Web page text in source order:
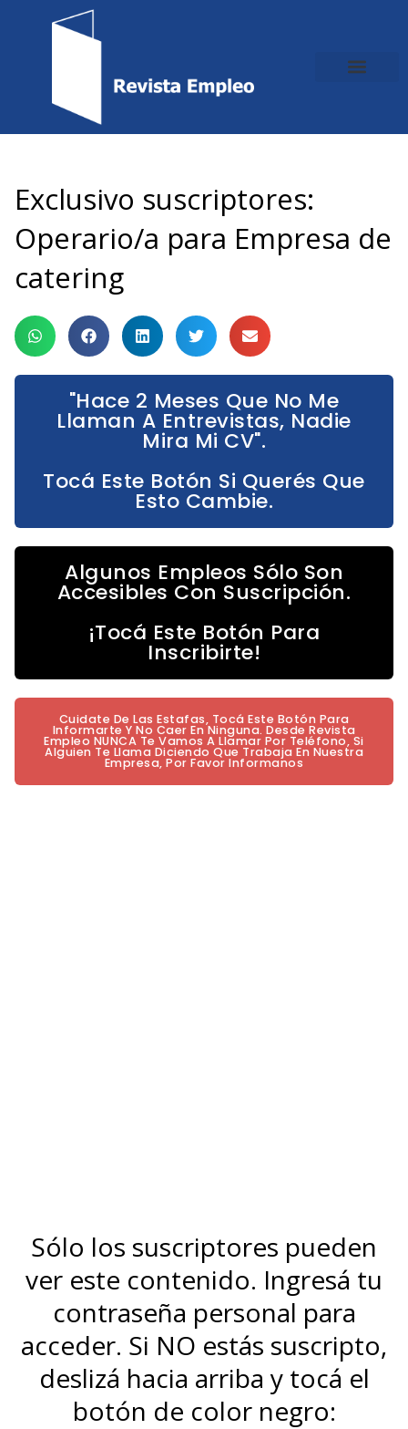
Exclusivo suscriptores:
Operario/a para Empresa de
catering
"Hace 2 Meses Que No Me
Llaman A Entrevistas, Nadie
Mira Mi CV".
Tocá Este Botón Si Querés Que
Esto Cambie.
Algunos Empleos Sólo Son
Accesibles Con Suscripción.
¡Tocá Este Botón Para
Inscribirte!
Cuidate De Las Estafas, Tocá Este Botón Para
Informarte Y No Caer En Ninguna. Desde Revista
Empleo NUNCA Te Vamos A Llamar Por Teléfono, Si
Alguien Te Llama Diciendo Que Trabaja En Nuestra
Empresa, Por Favor Informanos
Sólo los suscriptores pueden
ver este contenido. Ingresá tu
contraseña personal para
acceder. Si NO estás suscripto,
deslizá hacia arriba y tocá el
botón de color negro: